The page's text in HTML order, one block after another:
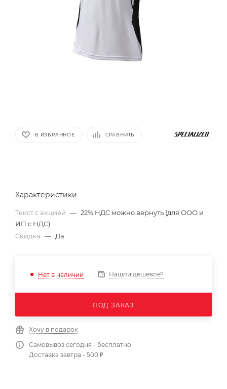
В ИЗБРАННОЕ СРАВНИТЬ
Характеристики
Текст с акцией — 22% НДС можно вернуть (для ООО и
ИП с НДС)
Скидка — Да
Нет в наличии Нашли дешевле?
ПОД ЗАКАЗ
Хочу в подарок
Самовывоз сегодня - бесплатно
Доставка завтра - 500 ₽